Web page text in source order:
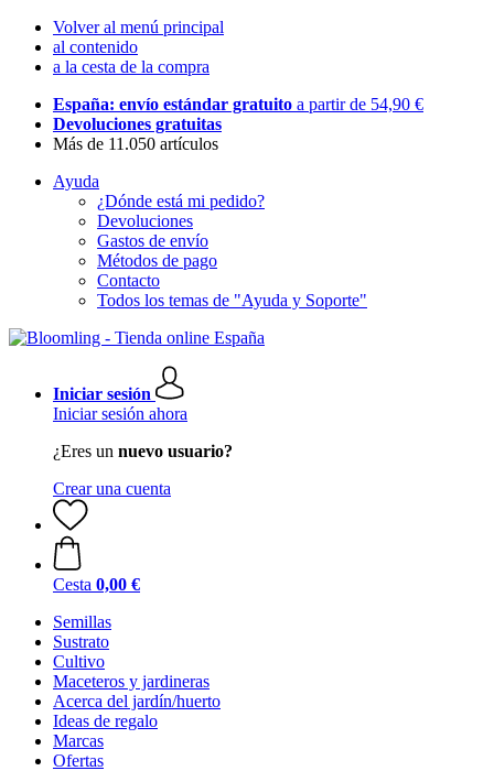
Volver al menú principal
al contenido
a la cesta de la compra
España: envío estándar gratuito a partir de 54,90 €
Devoluciones gratuitas
Más de 11.050 artículos
Ayuda
¿Dónde está mi pedido?
Devoluciones
Gastos de envío
Métodos de pago
Contacto
Todos los temas de "Ayuda y Soporte"
Iniciar sesión
Iniciar sesión ahora
¿Eres un nuevo usuario?
Crear una cuenta
Cesta 0,00 €
Semillas
Sustrato
Cultivo
Maceteros y jardineras
Acerca del jardín/huerto
Ideas de regalo
Marcas
Ofertas